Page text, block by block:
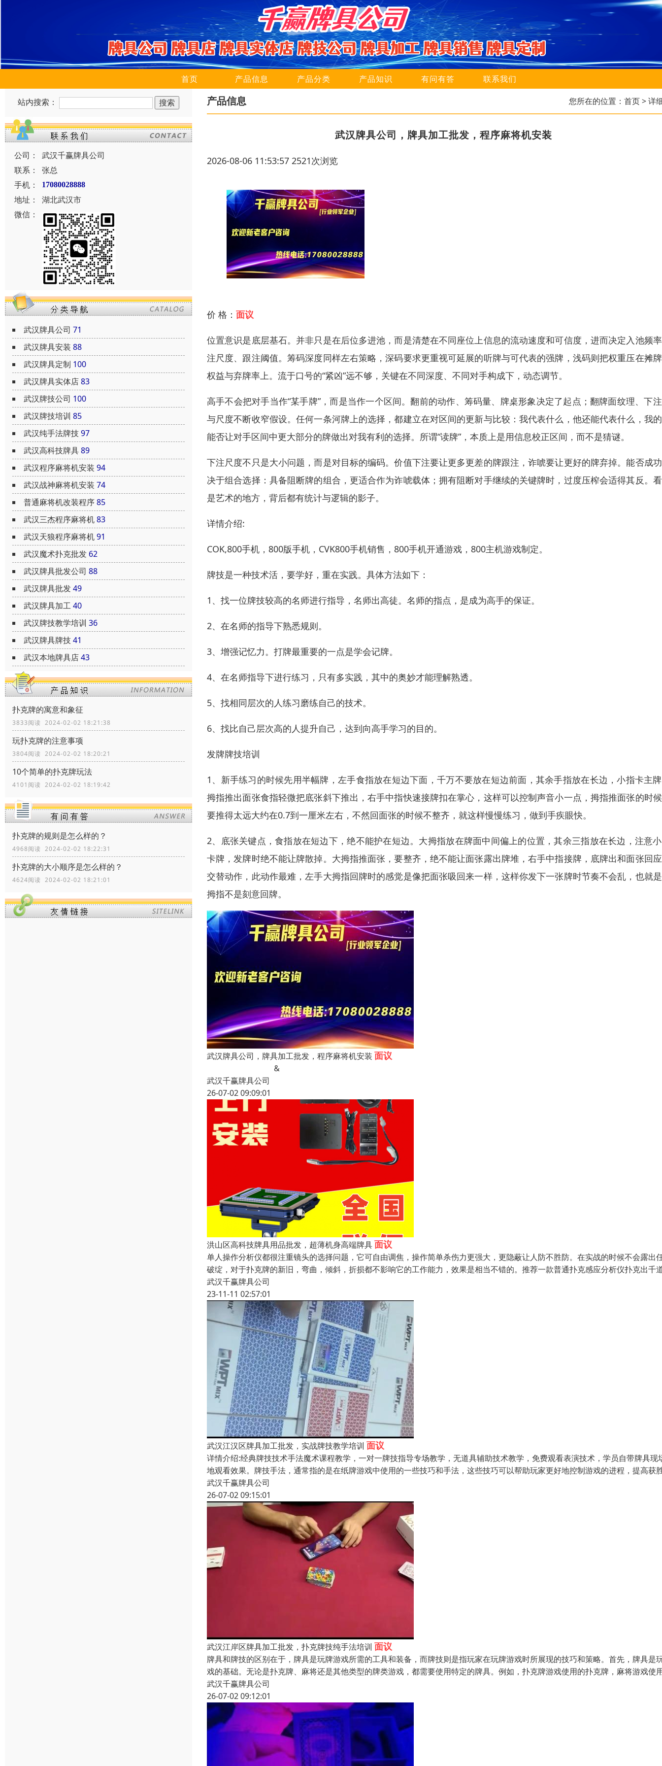
首页 产品信息 产品分类 产品知识 有问有答 联系我们
站内搜索：
公司：
武汉千赢牌具公司
联系：
张总
手机：
17080028888
地址：
湖北武汉市
微信：
武汉牌具公司 71
武汉牌具安装 88
武汉牌具定制 100
武汉牌具实体店83
武汉牌技公司 100
武汉牌技培训 85
武汉纯手法牌技97
武汉高科技牌具89
武汉程序麻将机安装 94
武汉战神麻将机安装 74
普通麻将机改装程序85
武汉三杰程序麻将机83
武汉天狼程序麻将机91
武汉魔术扑克批发 62
武汉牌具批发公司 88
武汉牌具批发49
武汉牌具加工40
武汉牌技教学培训 36
武汉牌具牌技41
武汉本地牌具店43
扑克牌的寓意和象征
3833阅读 2024-02-02 18:21:38
玩扑克牌的注意事项
3804阅读 2024-02-02 18:20:21
10个简单的扑克牌玩法
4101阅读 2024-02-02 18:19:42
扑克牌的规则是怎么样的？
4968阅读 2024-02-02 18:22:31
扑克牌的大小顺序是怎么样的？
4624阅读 2024-02-02 18:21:01
产品信息 您所在的位置： 首页> 详
武汉牌具公司，牌具加工批发，程序麻将机安装
2026-08-06 11:53:57 2521次浏览
价 格： 面议
位置意识是底层基石。并非只是在后位多进池，而是清楚在不同座位上信息的流动速度和可信度，进而决定入池频
注尺度、跟注阈值。筹码深度同样左右策略，深码要求更重视可延展的听牌与可代表的强牌，浅码则把权重压在摊
权益与弃牌率上。流于口号的“紧凶”远不够，关键在不同深度、不同对手构成下，动态调节。
高手不会把对手当作“某手牌”，而是当作一个区间。翻前的动作、筹码量、牌桌形象决定了起点；翻牌面纹理、下
与尺度不断收窄假设。任何一条河牌上的选择，都建立在对区间的更新与比较：我代表什么，他还能代表什么，我
能否让对手区间中更大部分的牌做出对我有利的选择。所谓“读牌”，本质上是用信息校正区间，而不是猜谜。
下注尺度不只是大小问题，而是对目标的编码。价值下注要让更多更差的牌跟注，诈唬要让更好的牌弃掉。能否成
决于组合选择：具备阻断牌的组合，更适合作为诈唬载体；拥有阻断对手继续的关键牌时，过度压榨会适得其反。
是艺术的地方，背后都有统计与逻辑的影子。
详情介绍:
COK,800手机，800版手机，CVK800手机销售，800手机开通游戏，800主机游戏制定。
牌技是一种技术活，要学好，重在实践。具体方法如下：
1、找一位牌技较高的名师进行指导，名师出高徒。名师的指点，是成为高手的保证。
2、在名师的指导下熟悉规则。
3、增强记忆力。打牌最重要的一点是学会记牌。
4、在名师指导下进行练习，只有多实践，其中的奥妙才能理解熟透。
5、找相同层次的人练习磨练自己的技术。
6、找比自己层次高的人提升自己，达到向高手学习的目的。
发牌牌技培训
1、新手练习的时候先用半幅牌，左手食指放在短边下面，千万不要放在短边前面，其余手指放在长边，小指卡主
拇指推出面张食指轻微把底张斜下推出，右手中指快速接牌扣在掌心，这样可以控制声音小一点，拇指推面张的时
要推得太远大约在0.7到一厘米左右，不然回面张的时候不整齐，就这样慢慢练习，做到手疾眼快。
2、底张关键点，食指放在短边下，绝不能护在短边。大拇指放在牌面中间偏上的位置，其余三指放在长边，注意
卡牌，发牌时绝不能让牌散掉。大拇指推面张，要整齐，绝不能让面张露出牌堆，右手中指接牌，底牌出和面张回
交替动作，此动作最难，左手大拇指回牌时的感觉是像把面张吸回来一样，这样你发下一张牌时节奏不会乱，也就
拇指不是刻意回牌。
武汉牌具公司，牌具加工批发，程序麻将机安装 面议
&
武汉千赢牌具公司
26-07-02 09:09:01
洪山区高科技牌具用品批发，超薄机身高端牌具面议
单人操作分析仪都很注重镜头的选择问题，它可自由调焦，操作简单杀伤力更强大，更隐蔽让人防不胜防。在实战的时候不会露出
破绽，对于扑克牌的新旧，弯曲，倾斜，折损都不影响它的工作能力，效果是相当不错的。推荐一款普通扑克感应分析仪扑克出千
武汉千赢牌具公司
23-11-11 02:57:01
武汉江汉区牌具加工批发，实战牌技教学培训 面议
详情介绍:经典牌技技术手法魔术课程教学，一对一牌技指导专场教学，无道具辅助技术教学，免费观看表演技术，学员自带牌具现
地观看效果。牌技手法，通常指的是在纸牌游戏中使用的一些技巧和手法，这些技巧可以帮助玩家更好地控制游戏的进程，提高获
武汉千赢牌具公司
26-07-02 09:15:01
武汉江岸区牌具加工批发，扑克牌技纯手法培训 面议
牌具和牌技的区别在于，牌具是玩牌游戏所需的工具和装备，而牌技则是指玩家在玩牌游戏时所展现的技巧和策略。首先，牌具是
戏的基础。无论是扑克牌、麻将还是其他类型的牌类游戏，都需要使用特定的牌具。例如，扑克牌游戏使用的扑克牌，麻将游戏使
武汉千赢牌具公司
26-07-02 09:12:01